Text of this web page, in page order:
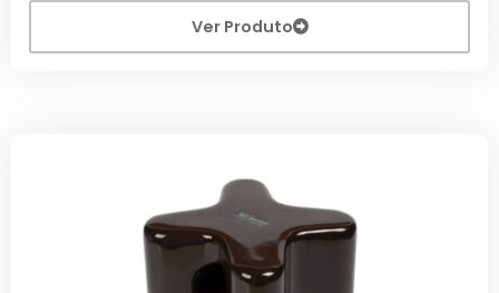
Ver Produto